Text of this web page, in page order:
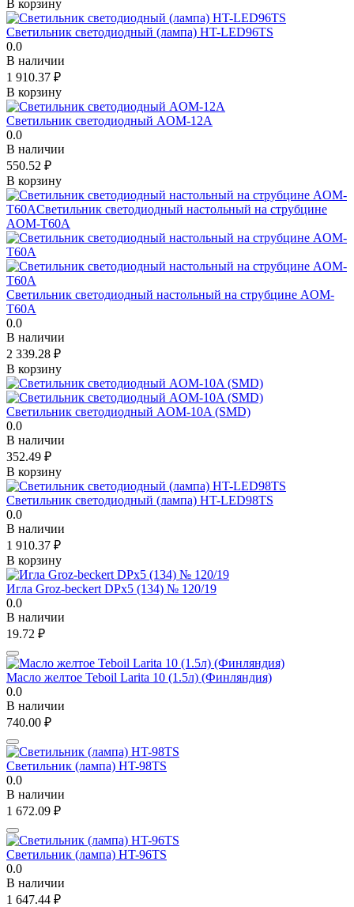
В корзину
Светильник светодиодный (лампа) HT-LED96TS
0.0
В наличии
1 910.37 ₽
В корзину
Светильник светодиодный AOM-12A
0.0
В наличии
550.52 ₽
В корзину
Светильник светодиодный настольный на струбцине AOM-
T60A
0.0
В наличии
2 339.28 ₽
В корзину
Светильник светодиодный AOM-10A (SMD)
0.0
В наличии
352.49 ₽
В корзину
Светильник светодиодный (лампа) HT-LED98TS
0.0
В наличии
1 910.37 ₽
В корзину
Игла Groz-beckert DPx5 (134) № 120/19
0.0
В наличии
19.72 ₽
Масло желтое Teboil Larita 10 (1.5л) (Финляндия)
0.0
В наличии
740.00 ₽
Светильник (лампа) HT-98TS
0.0
В наличии
1 672.09 ₽
Светильник (лампа) HT-96TS
0.0
В наличии
1 647.44 ₽